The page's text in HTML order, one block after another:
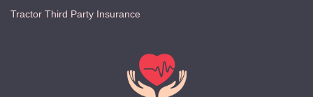
Tractor Third Party Insurance